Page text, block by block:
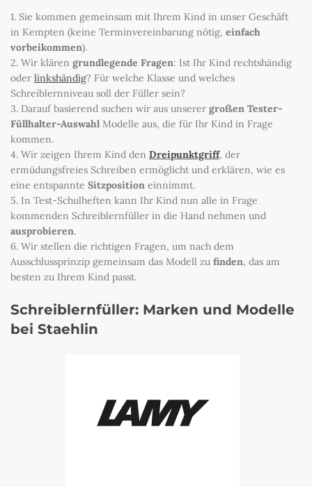
1. Sie kommen gemeinsam mit Ihrem Kind in unser Geschäft
in Kempten (keine Terminvereinbarung nötig, einfach
vorbeikommen).
2. Wir klären grundlegende Fragen: Ist Ihr Kind rechtshändig
oder linkshändig? Für welche Klasse und welches
Schreiblernniveau soll der Füller sein?
3. Darauf basierend suchen wir aus unserer großen Tester-
Füllhalter-Auswahl Modelle aus, die für Ihr Kind in Frage
kommen.
4. Wir zeigen Ihrem Kind den Dreipunktgriff, der
ermüdungsfreies Schreiben ermöglicht und erklären, wie es
eine entspannte Sitzposition einnimmt.
5. In Test-Schulheften kann Ihr Kind nun alle in Frage
kommenden Schreiblernfüller in die Hand nehmen und
ausprobieren.
6. Wir stellen die richtigen Fragen, um nach dem
Ausschlussprinzip gemeinsam das Modell zu finden, das am
besten zu Ihrem Kind passt.
Schreiblernfüller: Marken und Modelle
bei Staehlin